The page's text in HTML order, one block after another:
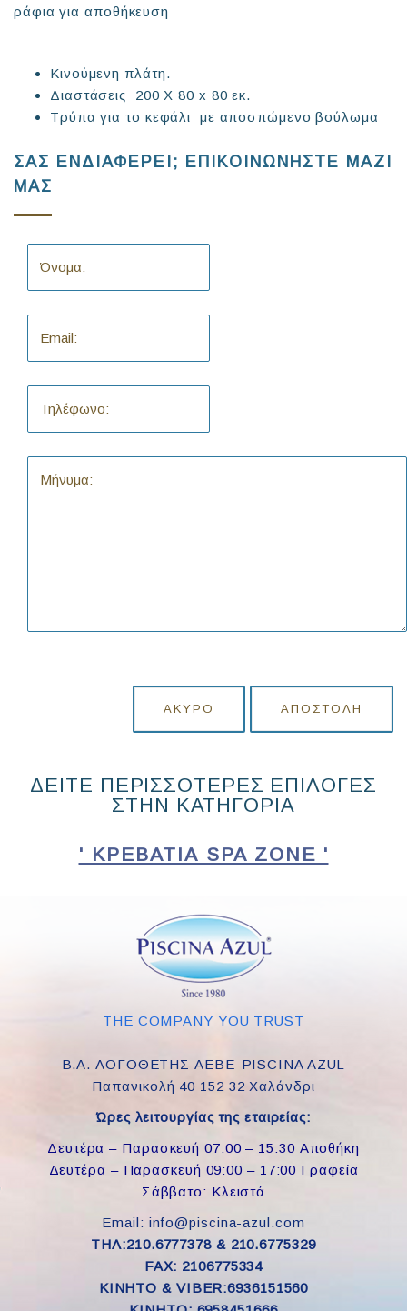
ράφια για αποθήκευση
Κινούμενη πλάτη.
Διαστάσεις 200 Χ 80 x 80 εκ.
Τρύπα για το κεφάλι με αποσπώμενο βούλωμα
ΣΑΣ ΕΝΔΙΑΦΕΡΕΙ; ΕΠΙΚΟΙΝΩΝΗΣΤΕ ΜΑΖΙ
ΜΑΣ
ΆΚΥΡΟ ΑΠΟΣΤΟΛΉ
ΔΕΙΤΕ ΠΕΡΙΣΣΟΤΕΡΕΣ ΕΠΙΛΟΓΕΣ
ΣΤΗΝ ΚΑΤΗΓΟΡΙΑ
' ΚΡΕΒΆΤΙΑ SPA ZONE '
THE COMPANY YOU TRUST
Β.Α. ΛΟΓΟΘΕΤΗΣ ΑΕΒΕ-PISCINA AZUL
Παπανικολή 40 152 32 Χαλάνδρι
Ώρες λειτουργίας της εταιρείας:
Δευτέρα – Παρασκευή 07:00 – 15:30 Αποθήκη
Δευτέρα – Παρασκευή 09:00 – 17:00 Γραφεία
Σάββατο: Κλειστά
Email: info@piscina-azul.com
ΤΗΛ:210.6777378 & 210.6775329
FAX: 2106775334
ΚΙΝΗΤΟ & VIBER:6936151560